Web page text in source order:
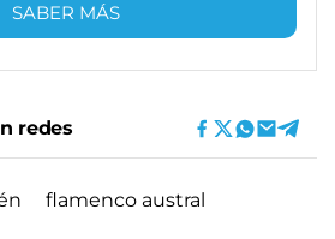
SABER MÁS
redes
flamenco austral